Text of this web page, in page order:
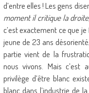
d’entre elles ! Les gens
moment il critique la
c’est exactement ce que je
jeune de 23 ans
partie vient de la
nous vivons. Mais c’est
privilège d’être blanc
blanc dans l’industrie de